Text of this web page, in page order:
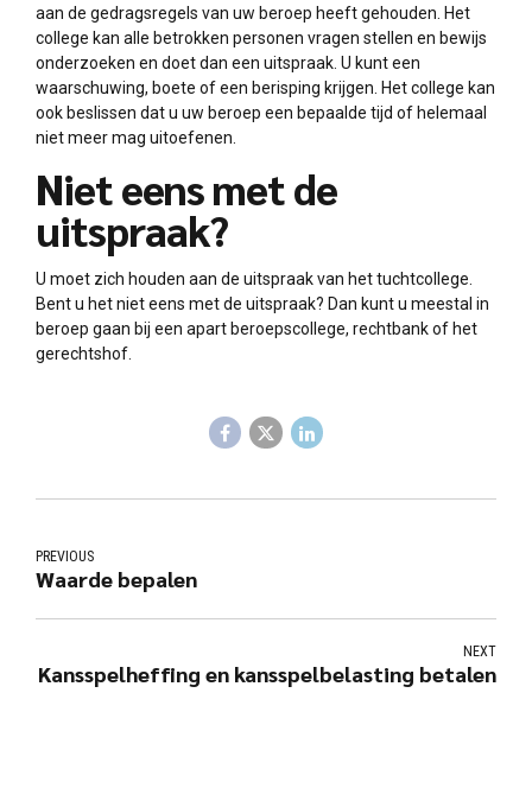
aan de gedragsregels van uw beroep heeft gehouden. Het
college kan alle betrokken personen vragen stellen en bewijs
onderzoeken en doet dan een uitspraak. U kunt een
waarschuwing, boete of een berisping krijgen. Het college kan
ook beslissen dat u uw beroep een bepaalde tijd of helemaal
niet meer mag uitoefenen.
Niet eens met de
uitspraak?
U moet zich houden aan de uitspraak van het tuchtcollege.
Bent u het niet eens met de uitspraak? Dan kunt u meestal in
beroep gaan bij een apart beroepscollege, rechtbank of het
gerechtshof.
PREVIOUS
Waarde bepalen
NEXT
Kansspelheffing en kansspelbelasting betalen